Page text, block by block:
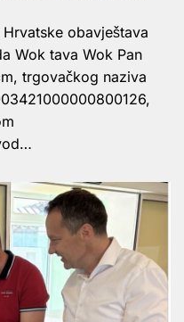
obavještava
Wok tava Wok Pan
trgovačkog naziva